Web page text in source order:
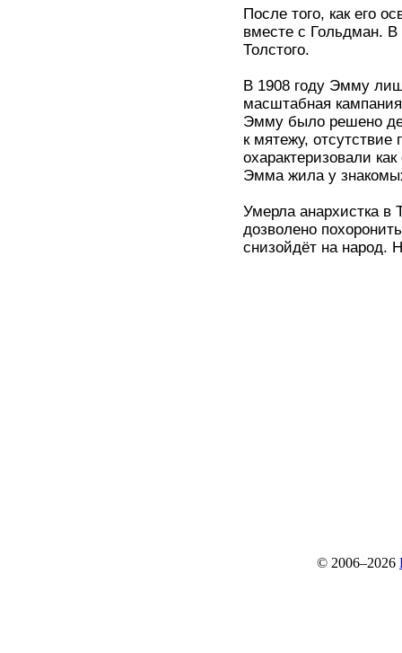
После того, как его
вместе с Гольдман.
Толстого.
В 1908 году Эмму
масштабная
Эмму было решено
к мятежу,
охарактеризовали
Эмма жила у
Умерла анархистка
дозволено
снизойдёт на народ.
© 2006–2026